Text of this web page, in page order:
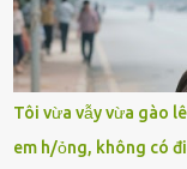
làm thuê, biết đi cày
trong làng thương
nên ông này bà nọ
cái tên mẹ đặt lúc còn
giữa mùa đông.
thì chỉ toàn đất sỏi đá
Tôi vừa vẫy vừa gào
em h/ỏng, không có